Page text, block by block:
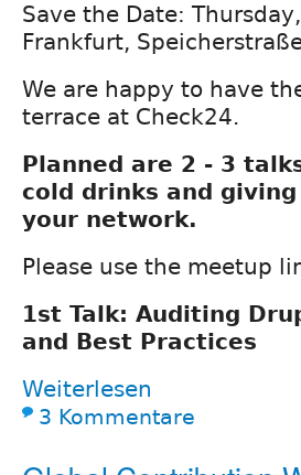
Save the Date:
Frankfurt,
We are happy to have
terrace at Check24.
Planned are 2 - 3
cold drinks and
your network.
Please use the meetup
1st Talk: Auditing
and Best Practices
Weiterlesen
3 Kommentare